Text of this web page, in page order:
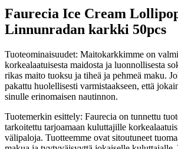
Faurecia Ice Cream
Linnunradan karkki 50pcs
Tuoteominaisuudet: Maitokarkkimme on
korkealaatuisesta maidosta ja luonnollisesta
rikas maito tuoksu ja tiheä ja pehmeä maku.
pakattu huolellisesti varmistaakseen, että
sinulle erinomaisen nautinnon.
Tuotemerkin esittely: Faurecia on tunnettu
tarkoitettu tarjoamaan kuluttajille
välipaloja. Tuotteemme ovat sitoutuneet